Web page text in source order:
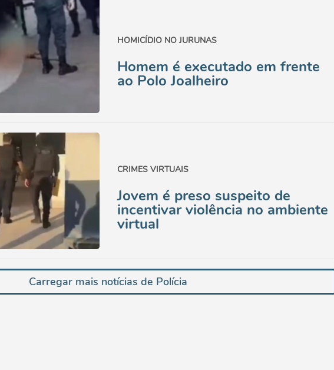
HOMICÍDIO NO JURUNAS
Homem é executado em frente
ao Polo Joalheiro
CRIMES VIRTUAIS
Jovem é preso suspeito de
incentivar violência no ambiente
virtual
Carregar mais notícias de Polícia